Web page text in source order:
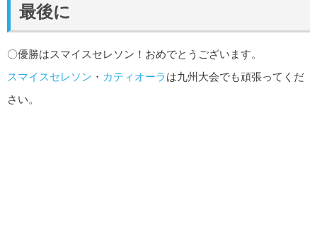
最後に
〇優勝はスマイスセレソン！おめでとうございます。
スマイスセレソン ・ カティオーラは九州大会でも頑張ってくだ
さい。